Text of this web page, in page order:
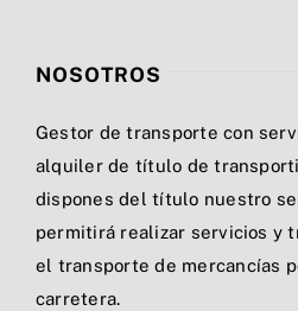
NOSOTROS
Gestor de transporte con
alquiler de título de
dispones del título nuestro
permitirá realizar servicios y
el transporte de mercancías
carretera.